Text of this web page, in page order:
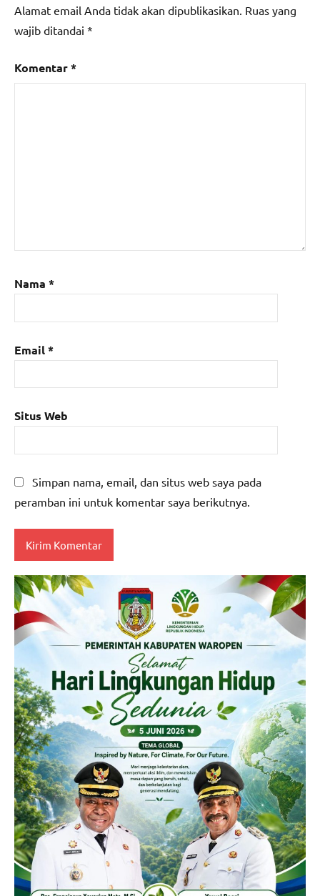
Alamat email Anda tidak akan dipublikasikan. Ruas yang
wajib ditandai *
Komentar*
Nama *
Email*
Situs Web
Simpan nama, email, dan situs web saya pada
peramban ini untuk komentar saya berikutnya.